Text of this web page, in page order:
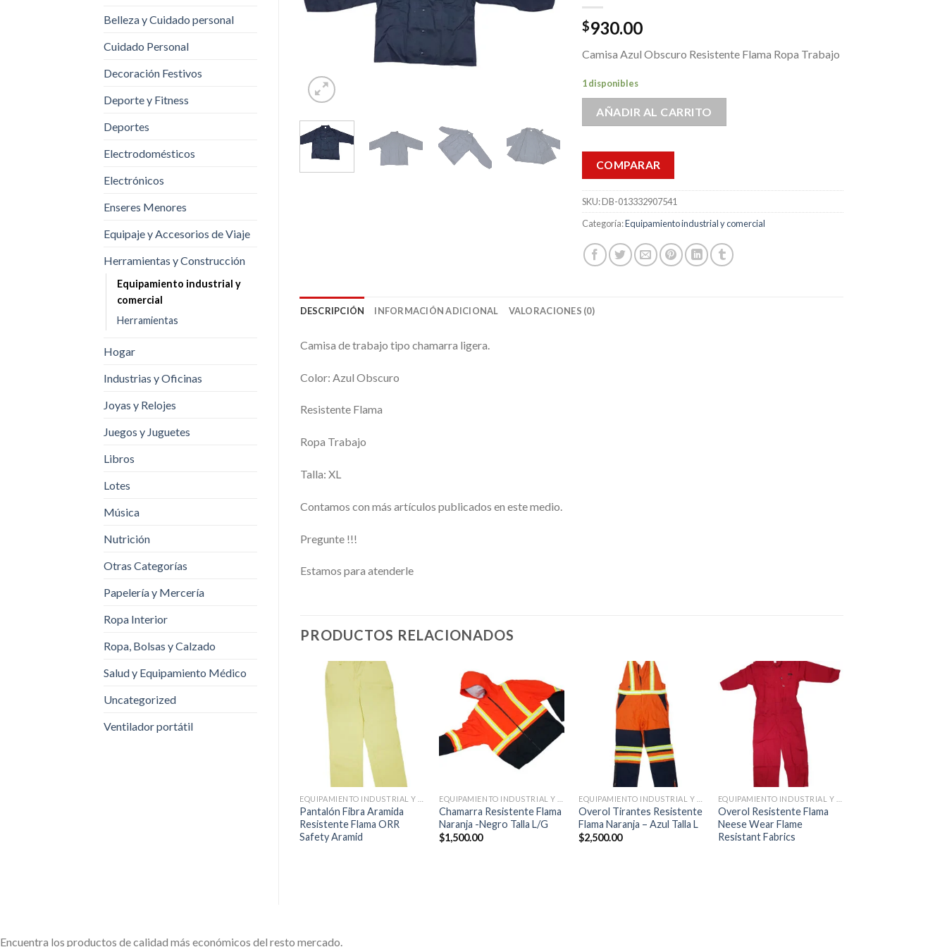
Belleza y Cuidado personal
Cuidado Personal
Decoración Festivos
Deporte y Fitness
Deportes
Electrodomésticos
Electrónicos
Enseres Menores
Equipaje y Accesorios de Viaje
Herramientas y Construcción
Equipamiento industrial y
comercial
Herramientas
Hogar
Industrias y Oficinas
Joyas y Relojes
Juegos y Juguetes
Libros
Lotes
Música
Nutrición
Otras Categorías
Papelería y Mercería
Ropa Interior
Ropa, Bolsas y Calzado
Salud y Equipamiento Médico
Uncategorized
Ventilador portátil
$930.00
Camisa Azul Obscuro Resistente Flama Ropa Trabajo
1 disponibles
AÑADIR AL CARRITO
COMPARAR
SKU:DB-013332907541
Categoría:Equipamiento industrial y comercial
DESCRIPCIÓN INFORMACIÓN ADICIONAL VALORACIONES (0)
Camisa de trabajo tipo chamarra ligera.
Color: Azul Obscuro
Resistente Flama
Ropa Trabajo
Talla: XL
Contamos con más artículos publicados en este medio.
Pregunte !!!
Estamos para atenderle
PRODUCTOS RELACIONADOS
Añadir
a la
lista de
deseos
Pantalón Fibra Aramida
Resistente Flama ORR
Safety Aramid
Añadir
a la
lista de
deseos
Chamarra Resistente Flama
Naranja -Negro Talla L/G
$1,500.00
Añadir
lista de
deseos
Overol Tirantes Resistente
Flama Naranja – Azul Talla L
$2,500.00
Overol Resistente Flama
Neese Wear Flame
Resistant Fabrics
Encuentra los productos de calidad más económicos del resto mercado.